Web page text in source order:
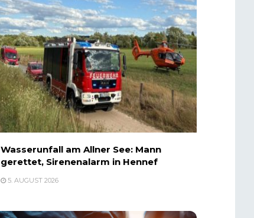
Wasserunfall am Allner See: Mann
gerettet, Sirenenalarm in Hennef
5. AUGUST 2026